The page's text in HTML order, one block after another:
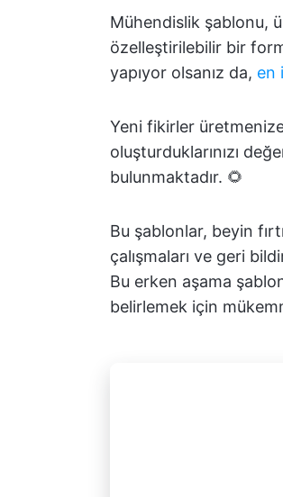
Mühendislik şablonu,
özelleştirilebilir bir
yapıyor olsanız da, en
Yeni fikirler
oluşturduklarınızı
bulunmaktadır. 🌻
Bu şablonlar, beyin
çalışmaları ve geri
Bu erken aşama
belirlemek için